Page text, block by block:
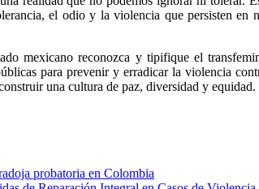
el odio y la violencia que persisten en
mexicano reconozca y tipifique el
para prevenir y erradicar la violencia
una cultura de paz, diversidad y equidad.
probatoria en Colombia